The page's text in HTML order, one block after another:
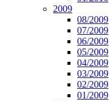
2009
08/2009
07/2009
06/2009
05/2009
04/2009
03/2009
02/2009
01/2009